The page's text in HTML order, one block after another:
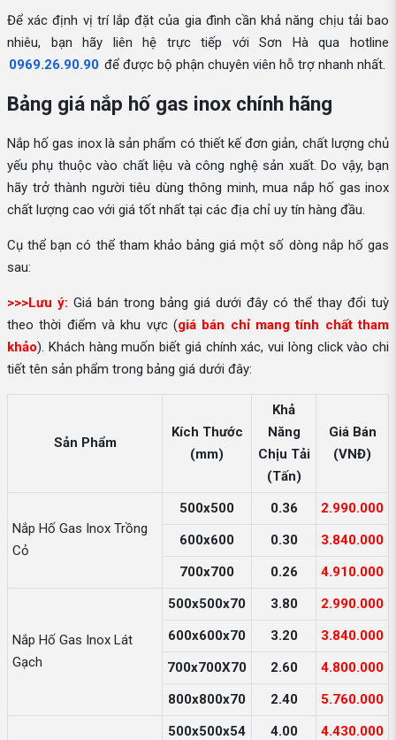
Để xác định vị trí lắp đặt của gia đình cần khả năng chịu tải bao
nhiêu, bạn hãy liên hệ trực tiếp với Sơn Hà qua hotline
0969.26.90.90 để được bộ phận chuyên viên hỗ trợ nhanh nhất.
Bảng giá nắp hố gas inox chính hãng
Nắp hố gas inox là sản phẩm có thiết kế đơn giản, chất lượng chủ
yếu phụ thuộc vào chất liệu và công nghệ sản xuất. Do vậy, bạn
hãy trở thành người tiêu dùng thông minh, mua nắp hố gas inox
chất lượng cao với giá tốt nhất tại các địa chỉ uy tín hàng đầu.
Cụ thể bạn có thể tham khảo bảng giá một số dòng nắp hố gas
sau:
>>>Lưu ý: Giá bán trong bảng giá dưới đây có thể thay đổi tuỳ
theo thời điểm và khu vực (giá bán chỉ mang tính chất tham
khảo). Khách hàng muốn biết giá chính xác, vui lòng click vào chi
tiết tên sản phẩm trong bảng giá dưới đây:
Sản Phẩm
Kích Thước
(mm)
Khả
Năng
Chịu Tải
(Tấn)
Giá Bán
(VNĐ)
Nắp Hố Gas Inox Trồng
Cỏ
500x500 0.36
2.990.000
600x600
0.30
3.840.000
700x700
0.26 4.910.000
Nắp Hố Gas Inox Lát
Gạch
500x500x70 3.80
2.990.000
600x600x70
3.20
3.840.000
700x700X70
2.60
4.800.000
800x800x70
2.40 5.760.000
500x500x54 4.00
4.430.000